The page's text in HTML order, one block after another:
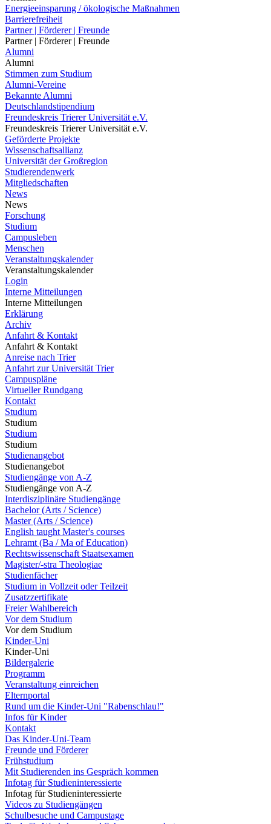
Energieeinsparung / ökologische Maßnahmen
Barrierefreiheit
Partner | Förderer | Freunde
Partner | Förderer | Freunde
Alumni
Alumni
Stimmen zum Studium
Alumni-Vereine
Bekannte Alumni
Deutschlandstipendium
Freundeskreis Trierer Universität e.V.
Freundeskreis Trierer Universität e.V.
Geförderte Projekte
Wissenschaftsallianz
Universität der Großregion
Studierendenwerk
Mitgliedschaften
News
News
Forschung
Studium
Campusleben
Menschen
Veranstaltungskalender
Veranstaltungskalender
Login
Interne Mitteilungen
Interne Mitteilungen
Erklärung
Archiv
Anfahrt & Kontakt
Anfahrt & Kontakt
Anreise nach Trier
Anfahrt zur Universität Trier
Campuspläne
Virtueller Rundgang
Kontakt
Studium
Studium
Studium
Studium
Studienangebot
Studienangebot
Studiengänge von A-Z
Studiengänge von A-Z
Interdisziplinäre Studiengänge
Bachelor (Arts / Science)
Master (Arts / Science)
English taught Master's courses
Lehramt (Ba / Ma of Education)
Rechtswissenschaft Staatsexamen
Magister/-stra Theologiae
Studienfächer
Studium in Vollzeit oder Teilzeit
Zusatzzertifikate
Freier Wahlbereich
Vor dem Studium
Vor dem Studium
Kinder-Uni
Kinder-Uni
Bildergalerie
Programm
Veranstaltung einreichen
Elternportal
Rund um die Kinder-Uni "Rabenschlau!"
Infos für Kinder
Kontakt
Das Kinder-Uni-Team
Freunde und Förderer
Frühstudium
Mit Studierenden ins Gespräch kommen
Infotag für Studieninteressierte
Infotag für Studieninteressierte
Videos zu Studiengängen
Schulbesuche und Campustage